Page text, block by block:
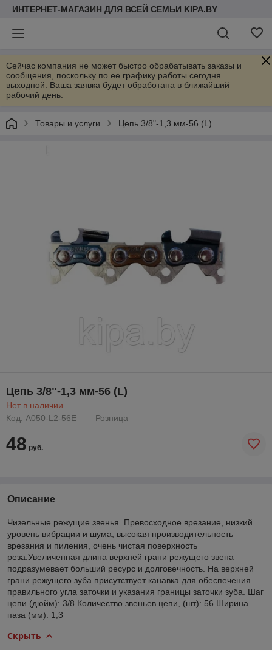
ИНТЕРНЕТ-МАГАЗИН ДЛЯ ВСЕЙ СЕМЬИ KIPA.BY
Сейчас компания не может быстро обрабатывать заказы и
сообщения, поскольку по ее графику работы сегодня
выходной. Ваша заявка будет обработана в ближайший
рабочий день.
Товары и услуги Цепь 3/8"-1,3 мм-56 (L)
Цепь 3/8"-1,3 мм-56 (L)
Нет в наличии
Код: A050-L2-56E
Розница
48 руб.
Описание
Чизельные режущие звенья. Превосходное врезание, низкий
уровень вибрации и шума, высокая производительность
врезания и пиления, очень чистая поверхность
реза.Увеличенная длина верхней грани режущего звена
подразумевает больший ресурс и долговечность. На верхней
грани режущего зуба присутствует канавка для обеспечения
правильного угла заточки и указания границы заточки зуба. Шаг
цепи (дюйм): 3/8 Количество звеньев цепи, (шт): 56 Ширина
паза (мм): 1,3
Скрыть